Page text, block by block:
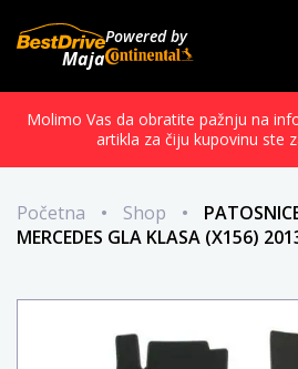
Maja
Powered by
Molimo Vas da obratite pažnju na
artikla za čiju kupovinu ste
Početna • Shop •
MERCEDES GLA KLASA (X156)